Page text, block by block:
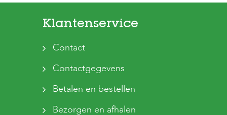
Klantenservice
Contact
Contactgegevens
Betalen en bestellen
Bezorgen en afhalen